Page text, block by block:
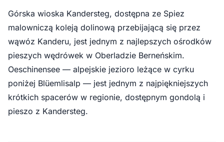
Górska wioska Kandersteg, dostępna ze Spiez
malowniczą koleją dolinową przebijającą się przez
wąwóz Kanderu, jest jednym z najlepszych ośrodków
pieszych wędrówek w Oberladzie Berneńskim.
Oeschinensee — alpejskie jezioro leżące w cyrku
poniżej Blüemlisalp — jest jednym z najpiękniejszych
krótkich spacerów w regionie, dostępnym gondolą i
pieszo z Kandersteg.